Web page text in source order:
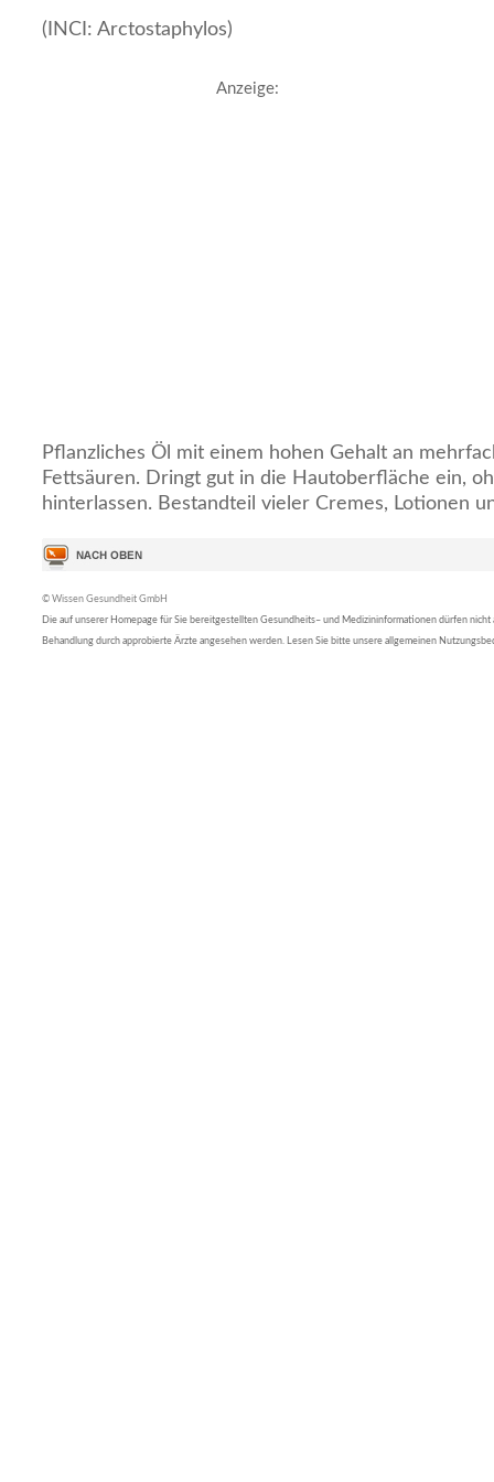
(INCI: Arctostaphylos)
Anzeige:
Pflanzliches Öl mit einem hohen Gehalt an
Fettsäuren. Dringt gut in die Hautoberfläche ein,
hinterlassen. Bestandteil vieler Cremes, Lotionen
© Wissen Gesundheit GmbH
Die auf unserer Homepage für Sie bereitgestellten Gesundheits– und Medizininformationen dürfen nicht
Behandlung durch approbierte Ärzte angesehen werden. Lesen Sie bitte unsere allgemeinen